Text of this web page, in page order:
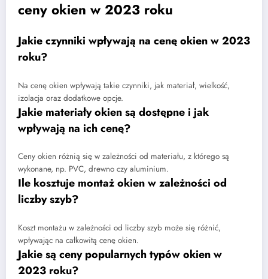
ceny okien w 2023 roku
Jakie czynniki wpływają na cenę okien w 2023
roku?
Na cenę okien wpływają takie czynniki, jak materiał, wielkość,
izolacja oraz dodatkowe opcje.
Jakie materiały okien są dostępne i jak
wpływają na ich cenę?
Ceny okien różnią się w zależności od materiału, z którego są
wykonane, np. PVC, drewno czy aluminium.
Ile kosztuje montaż okien w zależności od
liczby szyb?
Koszt montażu w zależności od liczby szyb może się różnić,
wpływając na całkowitą cenę okien.
Jakie są ceny popularnych typów okien w
2023 roku?